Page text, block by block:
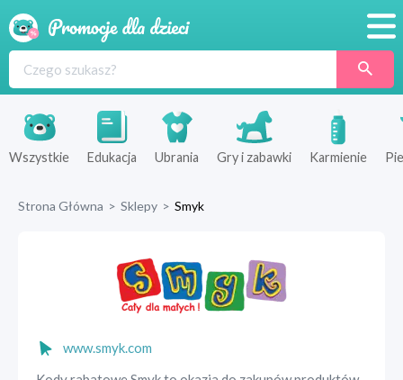
Produkty
Sklepy
Wszystkie Edukacja Ubrania Gry i zabawki Karmienie
Strona Główna > Sklepy > Smyk
www.smyk.com